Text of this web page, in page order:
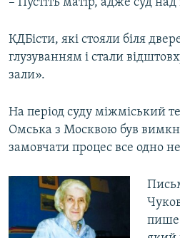
– Пустіть матір, адже суд над
КДБісти, які стояли біля
глузуванням і стали
зали».
На період суду міжміський
Омська з Москвою був
замовчати процес все одно
пише